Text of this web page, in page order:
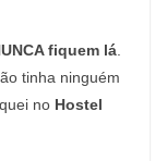
fiquem lá
tinha ninguém
no Hostel